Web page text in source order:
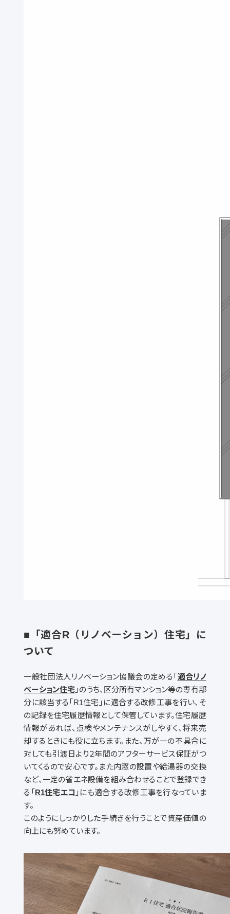
■「適合R（リノベーション）住宅」に
ついて
一般社団法人リノベーション協議会の定める「 適合リノ
ベーション住宅 」のうち、区分所有マンション等の専有部
分に該当する「R1住宅」に適合する改修工事を行い、そ
の記録を住宅履歴情報として保管しています。住宅履歴
情報があれば、点検やメンテナンスがしやすく、将来売
却するときにも役に立ちます。また、万が一の不具合に
対しても引渡日より２年間のアフターサービス保証がつ
いてくるので安心です。また内窓の設置や給湯器の交換
など、一定の省エネ設備を組み合わせることで登録でき
る「 R1住宅エコ 」にも適合する改修工事を行なっていま
す。
このようにしっかりした手続きを行うことで資産価値の
向上にも努めています。